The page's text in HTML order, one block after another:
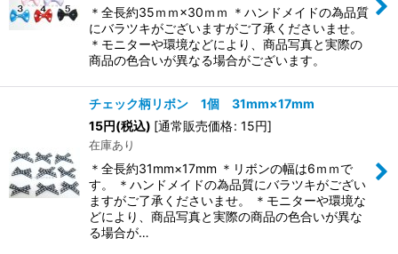
＊全長約35ｍｍ×30ｍｍ ＊ハンドメイドの為品質
にバラツキがございますがご了承くださいませ。
＊モニターや環境などにより、商品写真と実際の
商品の色合いが異なる場合がございます。
チェック柄リボン 1個 31mm×17mm
15円(税込) [通常販売価格: 15円]
在庫あり
＊全長約31mm×17mm ＊リボンの幅は6ｍｍで
す。 ＊ハンドメイドの為品質にバラツキがござい
ますがご了承くださいませ。 ＊モニターや環境な
どにより、商品写真と実際の商品の色合いが異な
る場合が…